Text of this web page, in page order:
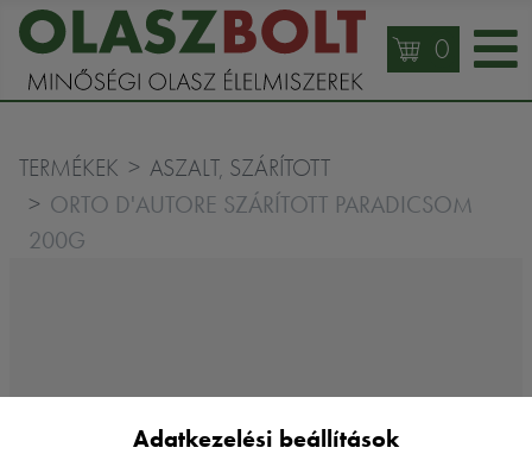
0
TERMÉKEK ASZALT, SZÁRÍTOTT
ORTO D'AUTORE SZÁRÍTOTT PARADICSOM
200G
Adatkezelési beállítások